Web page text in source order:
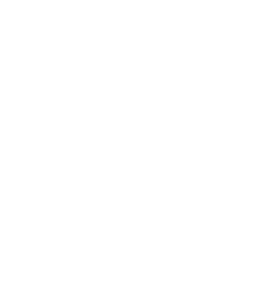
gegen
HABEN SIE
DATEN
AUF
WIR IHRE
FÜR DIE
SO HABEN SIE DAS